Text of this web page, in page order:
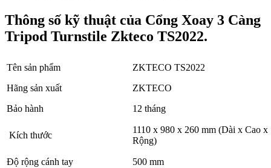
Thông số kỹ thuật của Cổng Xoay 3 Càng
Tripod Turnstile Zkteco TS2022.
Tên sản phẩm
ZKTECO TS2022
Hãng sản xuất
ZKTECO
Bảo hành
12 tháng
Kích thước
1110 x 980 x 260 mm (Dài x Cao x
Rộng)
Độ rộng cánh tay 500 mm